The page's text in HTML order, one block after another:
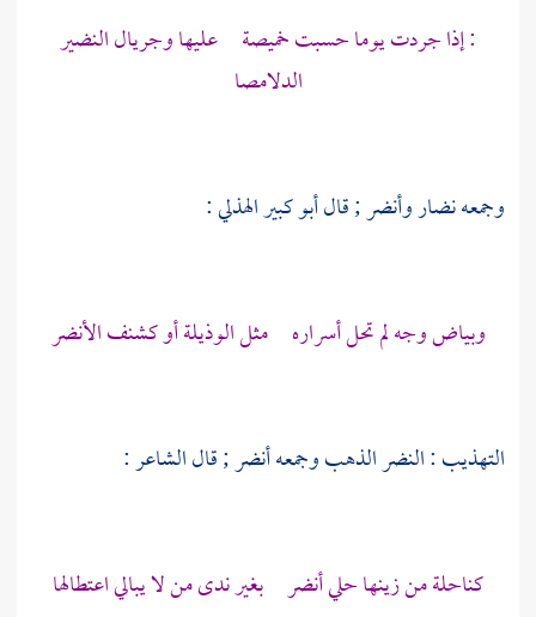
: إذا جردت يوما حسبت خميصة عليها وجريال النضير
الدلامصا
وجمعه نضار وأنضر ; قالأبو كبير الهذلي:
وبياض وجه لم تحل أسراره مثل الوذيلة أو كشنف الأنضر
التهذيب : النضر الذهب وجمعه أنضر ; قال الشاعر :
كناحلة من زينها حلي أنضر بغير ندى من لا يبالي اعتطالها